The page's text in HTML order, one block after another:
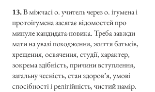
13.В міжчасі о. учитель через о. ігумена і
протоігумена засягає відомостей про
минуле кандидата-новика. Треба завжди
мати на увазі походження, життя батьків,
хрещення, освячення, студії, характер,
зокрема здібність, причини вступлення,
загальну чесність, стан здоров’я, умові
спосібності і релігійність, чистий намір.